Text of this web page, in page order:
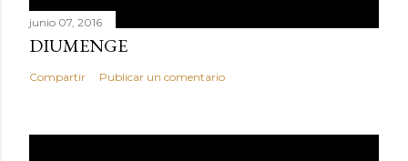
junio 07, 2016
DIUMENGE
Compartir Publicar un comentario